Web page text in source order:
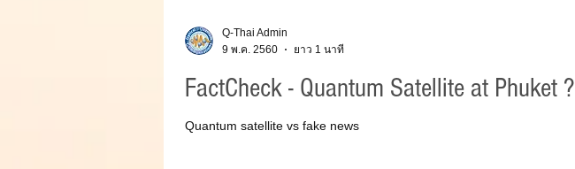
FactCheck - Quantum Satellite at Phuket ?
Quantum satellite vs fake news
Q-Thai Admin
9 พ.ค. 2560
ยาว 1 นาที